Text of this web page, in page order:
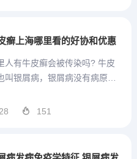
查看药物成分：在购买中药
癣上海哪里看的好协和优惠
人有牛皮癣会被传染吗? 牛皮
叫银屑病，银屑病没有病原
症性皮肤病，原因比较复杂，
屑病的概率会增高；环境因
151